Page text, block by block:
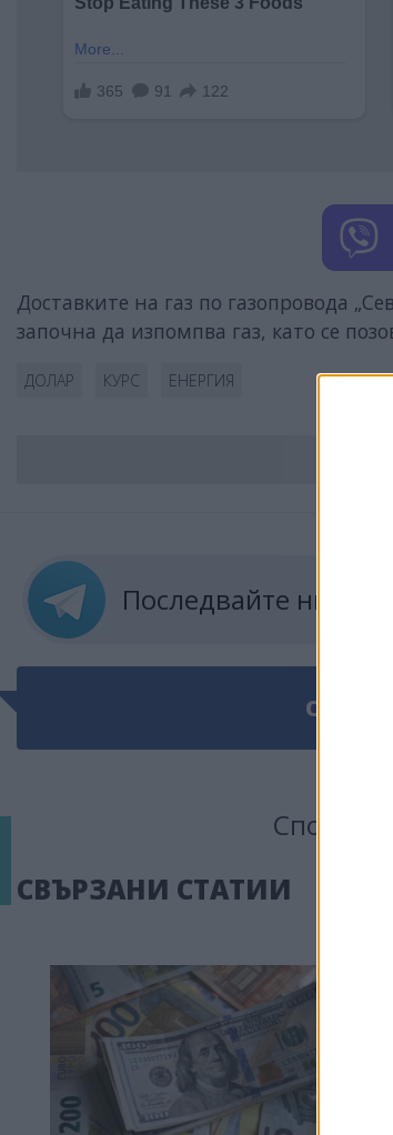
Доставките на газ по газопровода
започна да изпомпва газ, като се
ДОЛАР КУРС ЕНЕРГИЯ
Последвайте ни в
ОЩЕ
Сподели
СВЪРЗАНИ СТАТИИ